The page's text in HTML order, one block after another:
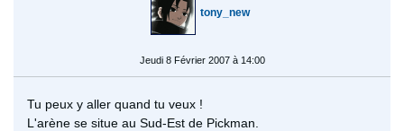
tony_new
Jeudi 8 Février 2007 à 14:00
Tu peux y aller quand tu veux !
L'arène se situe au Sud-Est de Pickman.